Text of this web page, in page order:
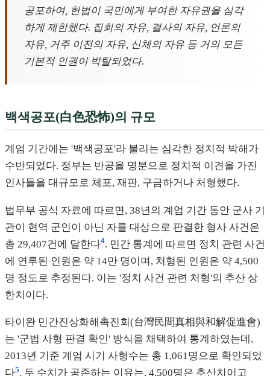
공포하여, 헌법이 국민에게 부여한 자유권을 심각
하게 제한했다. 집회의 자유, 결사의 자유, 언론의
자유, 거주 이전의 자유, 신체의 자유 등 거의 모든
기본적 인권이 박탈되었다.
백색공포(白色恐怖)의 규모
계엄 기간에는 '백색공포'라 불리는 심각한 정치적 박해가
수반되었다. 정부는 반공을 명분으로 정치적 이견을 가진
인사들을 대규모로 체포, 재판, 구금하거나 처형했다.
법무부 공식 자료에 따르면, 38년의 계엄 기간 동안 군사 기
관이 현역 군인이 아닌 자를 대상으로 판결한 형사 사건은
총 29,407건에 달한다4. 민간 통계에 따르면 정치 관련 사건
에 연루된 인원은 약 14만 명이며, 처형된 인원은 약 4,500
명 정도로 추정된다. 이는 '정치 사건 관련 처형'의 추산 상
한치이다.
타이완 민간진상화해촉진회(台灣民間真相與和解促進會)
는 '군법 사형 판결 확인' 방식을 채택하여 통계하였는데,
2013년 기준 계엄 시기 사형수는 총 1,061명으로 확인되었
다5. 두 수치가 공존하는 이유는, 4,500명은 추산치이고